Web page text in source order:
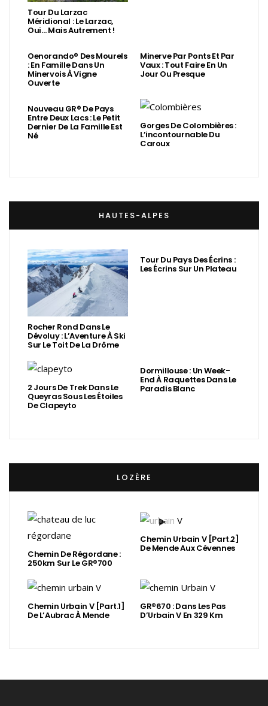
Tour Du Larzac
Méridional : Le Larzac,
Oui… Mais Autrement !
Oenorando® Des Mourels
: En Famille Dans Un
Minervois À Vigne
Ouverte
Minerve Par Ponts Et Par
Vaux : Tout Faire En Un
Jour Ou Presque
Nouveau GR® De Pays
Entre Deux Lacs : Le Petit
Dernier De La Famille Est
Né
Gorges De Colombières :
L’incontournable Du
Caroux
HAUTES-ALPES
Rocher Rond Dans Le
Dévoluy : L’Aventure À Ski
Sur Le Toit De La Drôme
Tour Du Pays Des Écrins :
Les Écrins Sur Un Plateau
2 Jours De Trek Dans Le
Queyras Sous Les Étoiles
De Clapeyto
Dormillouse : Un Week-
End À Raquettes Dans Le
Paradis Blanc
LOZÈRE
Chemin De Régordane :
250km Sur Le GR®700
Chemin Urbain V [Part.2]
De Mende Aux Cévennes
Chemin Urbain V [Part.1]
De L’Aubrac À Mende
GR®670 : Dans Les Pas
D’Urbain V En 329 Km